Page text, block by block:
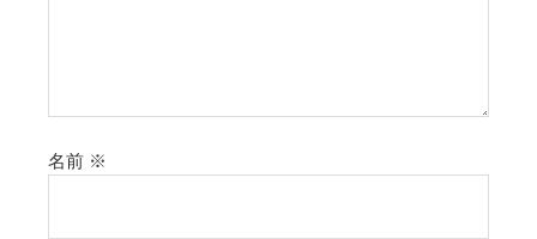
名前 ※